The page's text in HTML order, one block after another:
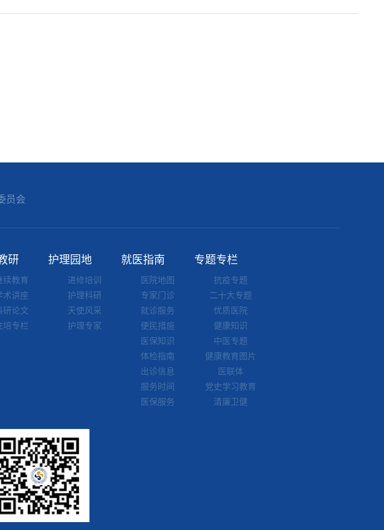
员会
研
续教育
术讲座
研论文
培专栏
护理园地
进修培训
护理科研
天使风采
护理专家
就医指南
医院地图
专家门诊
就诊服务
便民措施
医保知识
体检指南
出诊信息
服务时间
医保服务
专题专栏
抗疫专题
二十大专题
优质医院
健康知识
中医专题
健康教育图片
医联体
党史学习教育
清廉卫健